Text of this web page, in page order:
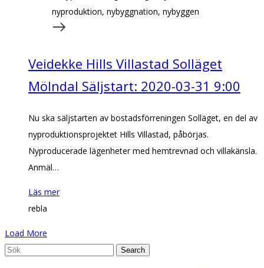
Veidekke Hills Villastad Solläget
Mölndal Säljstart: 2020-03-31 9:00
Nu ska säljstarten av bostadsförreningen Solläget, en del av
nyproduktionsprojektet Hills Villastad, påbörjas.
Nyproducerade lägenheter med hemtrevnad och villakänsla.
Anmäl…
Läs mer
rebla
Load More
Search